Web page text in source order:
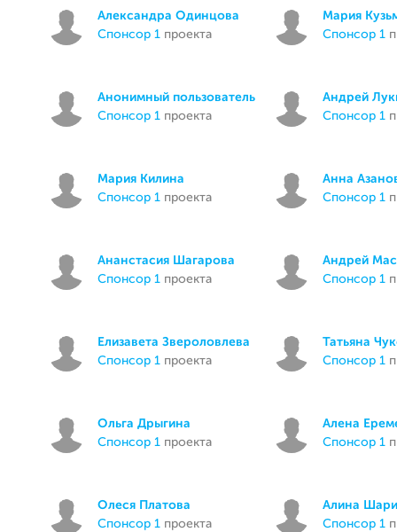
Александра Одинцова
спонсор 1 проекта
Мария
спонсор 1
Анонимный пользователь
спонсор 1 проекта
Андрей
спонсор 1
Мария Килина
спонсор 1 проекта
Анна
спонсор 1
Ананстасия Шагарова
спонсор 1 проекта
Андрей
спонсор 1
Елизавета Звероловлева
спонсор 1 проекта
Татьяна
спонсор 1
Ольга Дрыгина
спонсор 1 проекта
Алена
спонсор 1
Олеся Платова
спонсор 1 проекта
Алина
спонсор 1